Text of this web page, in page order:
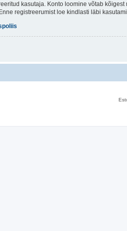
kasutaja. Konto loomine võtab
registreerumist loe kindlasti läbi